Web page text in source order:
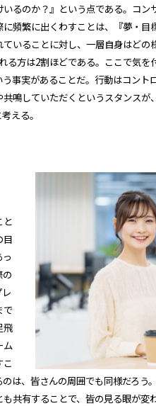
るのか？』という点である。コ
頻繁に出くわすことは、『夢・
いることに対し、一層自身はど
方は2割ほどである。ここで気を
事実があることだ。行動はコント
鳴していただくというスタンス
える。
と
目
で
飛
ム
、皆さんの周囲でも同様だろう
共有することで、皆の見る眼が変